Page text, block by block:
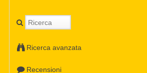
Ricerca avanzata
Recensioni